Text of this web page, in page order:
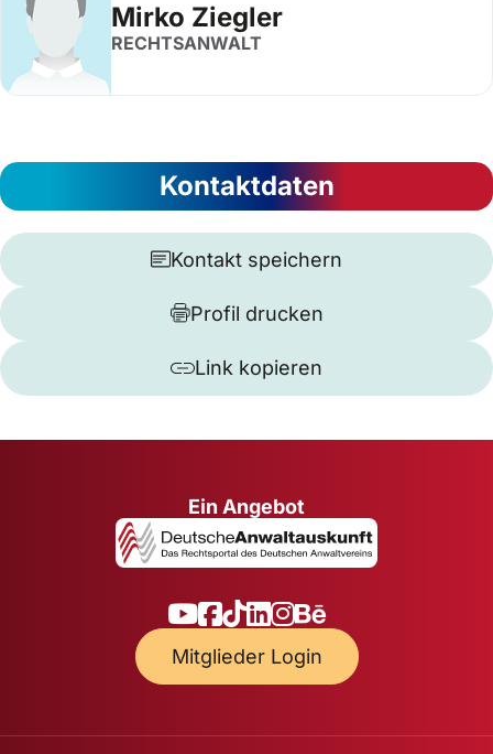
Mirko Ziegler
RECHTSANWALT
Kontaktdaten
Kontakt speichern
Profil drucken
Link kopieren
Ein Angebot
Mitglieder Login